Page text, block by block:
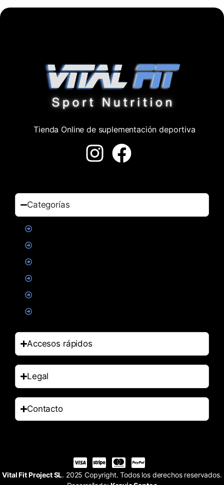
Tienda Online de suplementación deportiva
Categorías
Accesos rápidos
Legal
Contacto
Vital Fit Project SL. 2025 Copyright. Todos los derechos reservados.